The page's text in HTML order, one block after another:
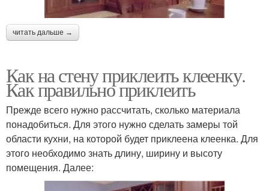
читать дальше →
Как на стену приклеить клеенку.
Как правильно приклеить
Прежде всего нужно рассчитать, сколько материала
понадобиться. Для этого нужно сделать замеры той
области кухни, на которой будет приклеена клеенка. Для
этого необходимо знать длину, ширину и высоту
помещения. Далее: